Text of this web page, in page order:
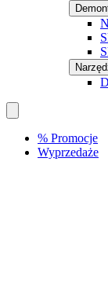
% Promocje
Wyprzedaże